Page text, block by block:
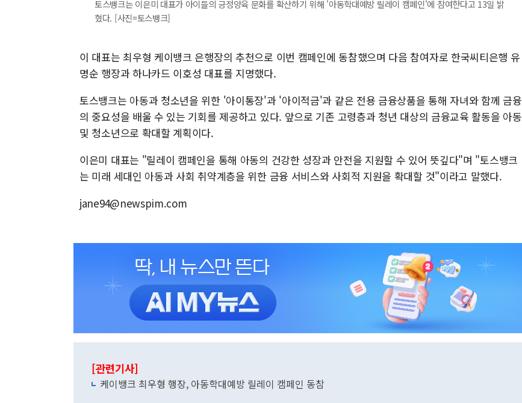
토스뱅크는 이은미 대표가 아이들의 긍정양육 문화를 확산하기 위해 '아동학대예방 릴레이 캠페인'에 참여한다고 13일 밝
혔다. [사진=토스뱅크]
이 대표는 최우형 케이뱅크 은행장의 추천으로 이번 캠페인에 동참했으며 다음 참여자로 한국씨티은행 유
명순 행장과 하나카드 이호성 대표를 지명했다.
토스뱅크는 아동과 청소년을 위한 '아이통장'과 '아이적금'과 같은 전용 금융상품을 통해 자녀와 함께 금융
의 중요성을 배울 수 있는 기회를 제공하고 있다. 앞으로 기존 고령층과 청년 대상의 금융교육 활동을 아동
및 청소년으로 확대할 계획이다.
이은미 대표는 "릴레이 캠페인을 통해 아동의 건강한 성장과 안전을 지원할 수 있어 뜻깊다"며 "토스뱅크
는 미래 세대인 아동과 사회 취약계층을 위한 금융 서비스와 사회적 지원을 확대할 것"이라고 말했다.
jane94@newspim.com
[관련기사]
케이뱅크 최우형 행장, 아동학대예방 릴레이 캠페인 동참